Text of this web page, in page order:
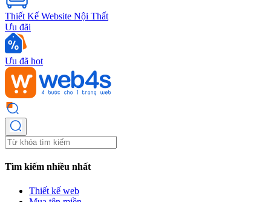
Thiết Kế Website Nội Thất
Ưu đãi
Ưu đã hot
Tìm kiếm nhiều nhất
Thiết kế web